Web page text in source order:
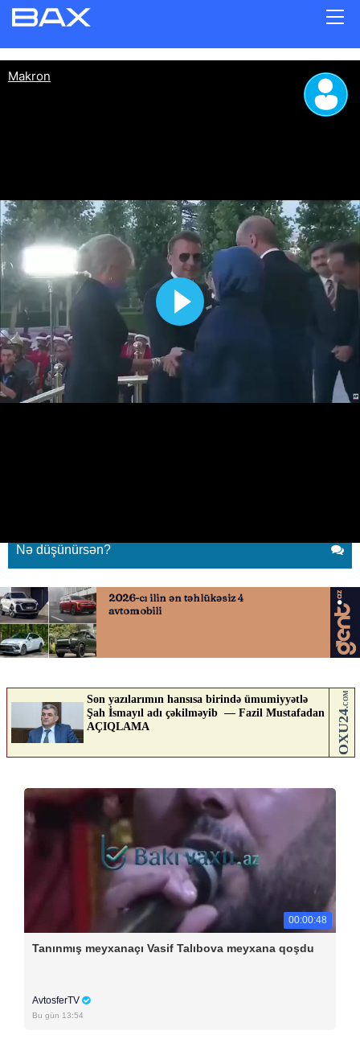
Makron
Nə düşünürsən?
00:00:48
Tanınmış meyxanaçı Vasif Talıbova meyxana qoşdu
AvtosferTV
Bu gün 13:54